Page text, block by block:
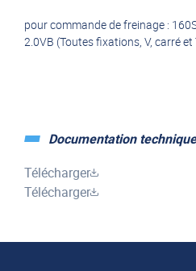
pour commande de freinage :
2.0VB (Toutes fixations, V, carré et
Documentation technique
Télécharger
Télécharger